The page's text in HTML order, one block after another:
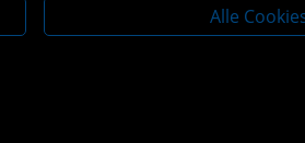
Alle